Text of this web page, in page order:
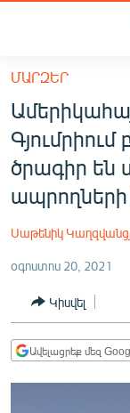
հիմնական
բովանդակությանը
Անցնել
հիմնական
մենյուին
Որոնում
ՀԱՅԱՍՏԱՆ
ՔԱՂԱՔԱԿԱՆ
ՊԱՏԵՐԱԶՄԻ 6
ՏԱՐԱԾԱՇՐՋԱՆ
ՄԱՐԶԵՐ
ծրագիր են
Սաթենիկ
օգոստոս 20, 2021
Կիսվել
Ավելացրեք մեզ